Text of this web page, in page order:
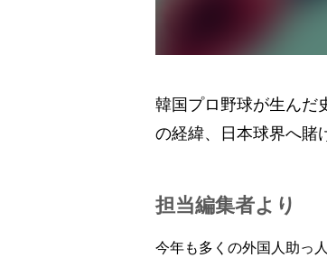
韓国プロ野球が生んだ
の経緯、日本球界へ賭
担当編集者より
今年も多くの外国人助っ